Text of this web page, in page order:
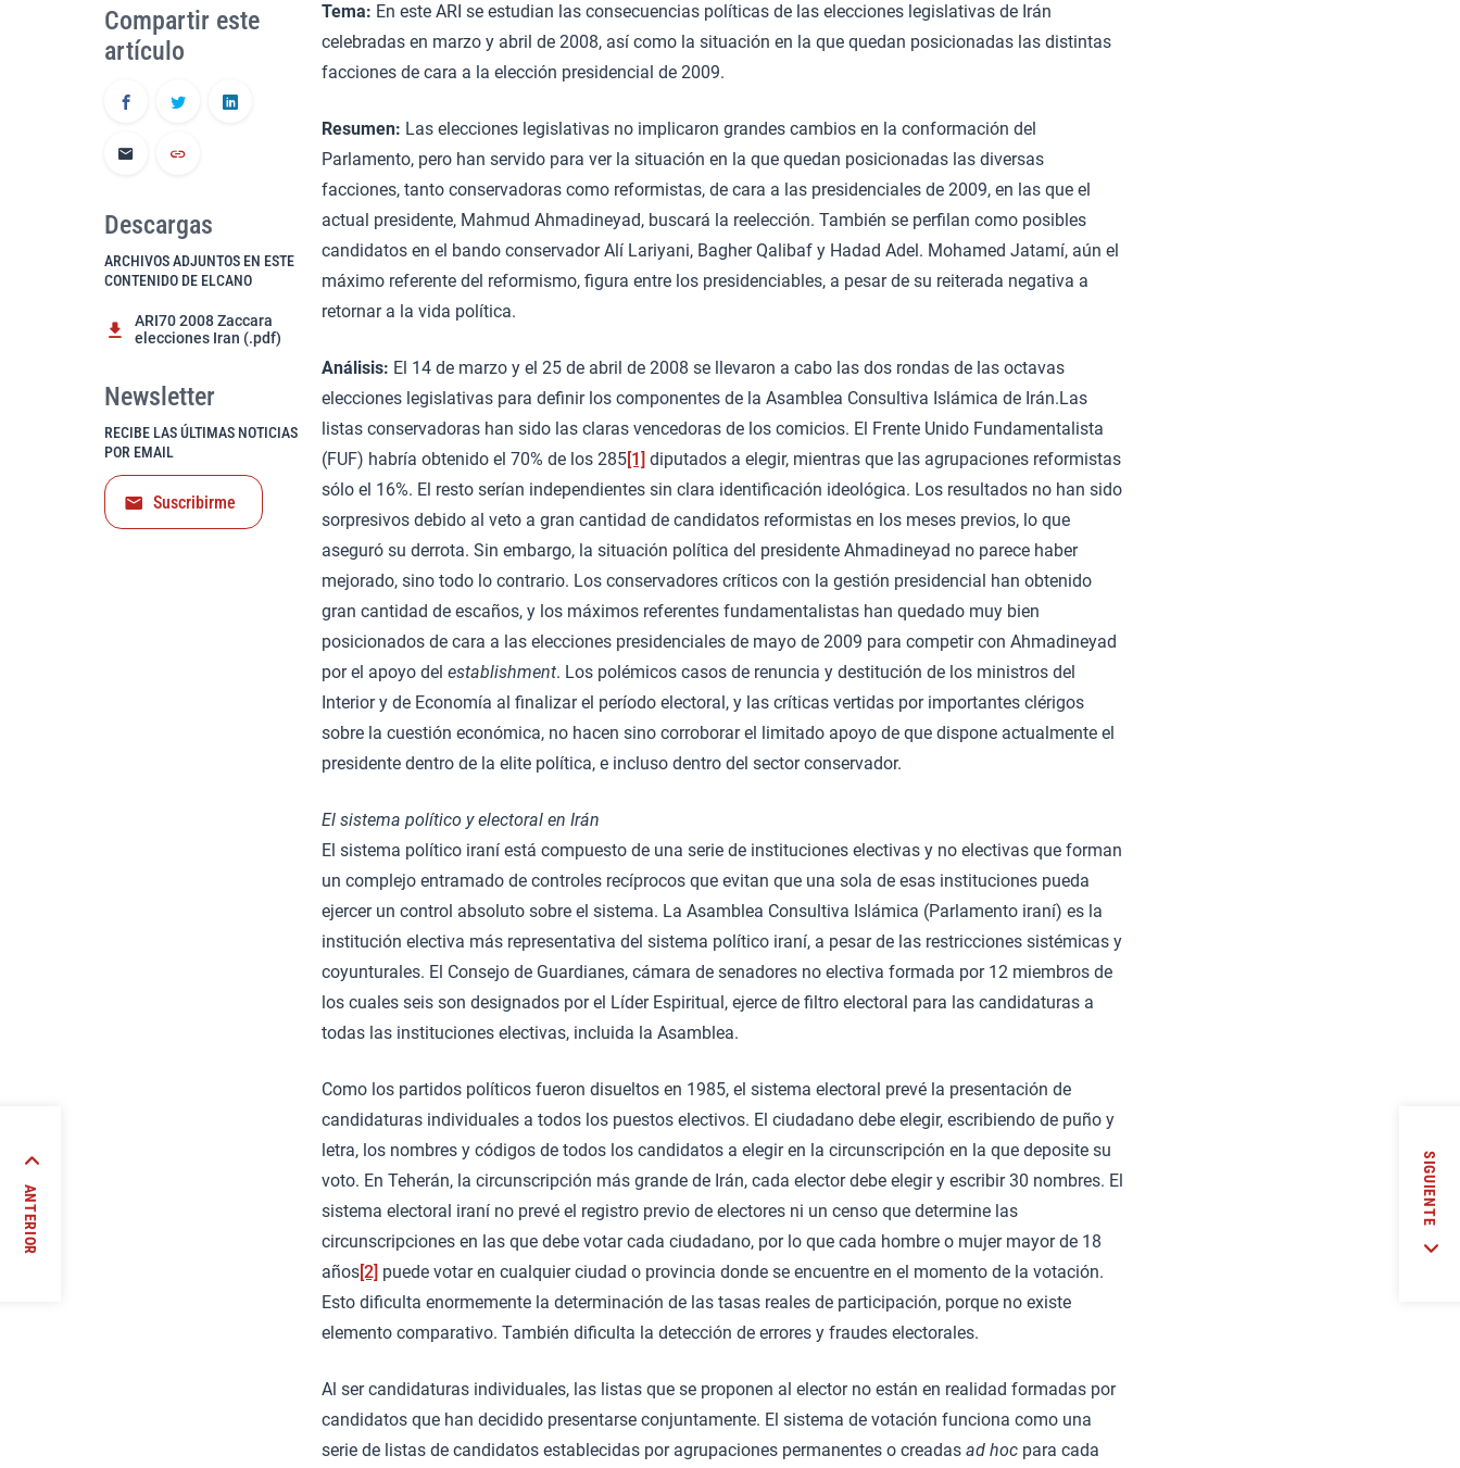
Tema: En este ARI se estudian las consecuencias políticas de las elecciones legislativas de Irán
celebradas en marzo y abril de 2008, así como la situación en la que quedan posicionadas las distintas
facciones de cara a la elección presidencial de 2009.
Resumen: Las elecciones legislativas no implicaron grandes cambios en la conformación del
Parlamento, pero han servido para ver la situación en la que quedan posicionadas las diversas
facciones, tanto conservadoras como reformistas, de cara a las presidenciales de 2009, en las que el
actual presidente, Mahmud Ahmadineyad, buscará la reelección. También se perfilan como posibles
candidatos en el bando conservador Alí Lariyani, Bagher Qalibaf y Hadad Adel. Mohamed Jatamí, aún el
máximo referente del reformismo, figura entre los presidenciables, a pesar de su reiterada negativa a
retornar a la vida política.
Análisis: El 14 de marzo y el 25 de abril de 2008 se llevaron a cabo las dos rondas de las octavas
elecciones legislativas para definir los componentes de la Asamblea Consultiva Islámica de Irán.Las
listas conservadoras han sido las claras vencedoras de los comicios. El Frente Unido Fundamentalista
(FUF) habría obtenido el 70% de los 285[1] diputados a elegir, mientras que las agrupaciones reformistas
sólo el 16%. El resto serían independientes sin clara identificación ideológica. Los resultados no han sido
sorpresivos debido al veto a gran cantidad de candidatos reformistas en los meses previos, lo que
aseguró su derrota. Sin embargo, la situación política del presidente Ahmadineyad no parece haber
mejorado, sino todo lo contrario. Los conservadores críticos con la gestión presidencial han obtenido
gran cantidad de escaños, y los máximos referentes fundamentalistas han quedado muy bien
posicionados de cara a las elecciones presidenciales de mayo de 2009 para competir con Ahmadineyad
por el apoyo del establishment. Los polémicos casos de renuncia y destitución de los ministros del
Interior y de Economía al finalizar el período electoral, y las críticas vertidas por importantes clérigos
sobre la cuestión económica, no hacen sino corroborar el limitado apoyo de que dispone actualmente el
presidente dentro de la elite política, e incluso dentro del sector conservador.
El sistema político y electoral en Irán
El sistema político iraní está compuesto de una serie de instituciones electivas y no electivas que forman
un complejo entramado de controles recíprocos que evitan que una sola de esas instituciones pueda
ejercer un control absoluto sobre el sistema. La Asamblea Consultiva Islámica (Parlamento iraní) es la
institución electiva más representativa del sistema político iraní, a pesar de las restricciones sistémicas y
coyunturales. El Consejo de Guardianes, cámara de senadores no electiva formada por 12 miembros de
los cuales seis son designados por el Líder Espiritual, ejerce de filtro electoral para las candidaturas a
todas las instituciones electivas, incluida la Asamblea.
Como los partidos políticos fueron disueltos en 1985, el sistema electoral prevé la presentación de
candidaturas individuales a todos los puestos electivos. El ciudadano debe elegir, escribiendo de puño y
letra, los nombres y códigos de todos los candidatos a elegir en la circunscripción en la que deposite su
voto. En Teherán, la circunscripción más grande de Irán, cada elector debe elegir y escribir 30 nombres. El
sistema electoral iraní no prevé el registro previo de electores ni un censo que determine las
circunscripciones en las que debe votar cada ciudadano, por lo que cada hombre o mujer mayor de 18
años[2] puede votar en cualquier ciudad o provincia donde se encuentre en el momento de la votación.
Esto dificulta enormemente la determinación de las tasas reales de participación, porque no existe
elemento comparativo. También dificulta la detección de errores y fraudes electorales.
Al ser candidaturas individuales, las listas que se proponen al elector no están en realidad formadas por
candidatos que han decidido presentarse conjuntamente. El sistema de votación funciona como una
serie de listas de candidatos establecidas por agrupaciones permanentes o creadas ad hoc para cada
Compartir este
artículo
Descargas
ARCHIVOS ADJUNTOS EN ESTE
CONTENIDO DE ELCANO
ARI70 2008 Zaccara
elecciones Iran (.pdf)
Newsletter
RECIBE LAS ÚLTIMAS NOTICIAS
POR EMAIL
Suscribirme
ANTERIOR SIGUIENTE